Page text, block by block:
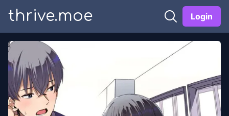
thrive.moe Login